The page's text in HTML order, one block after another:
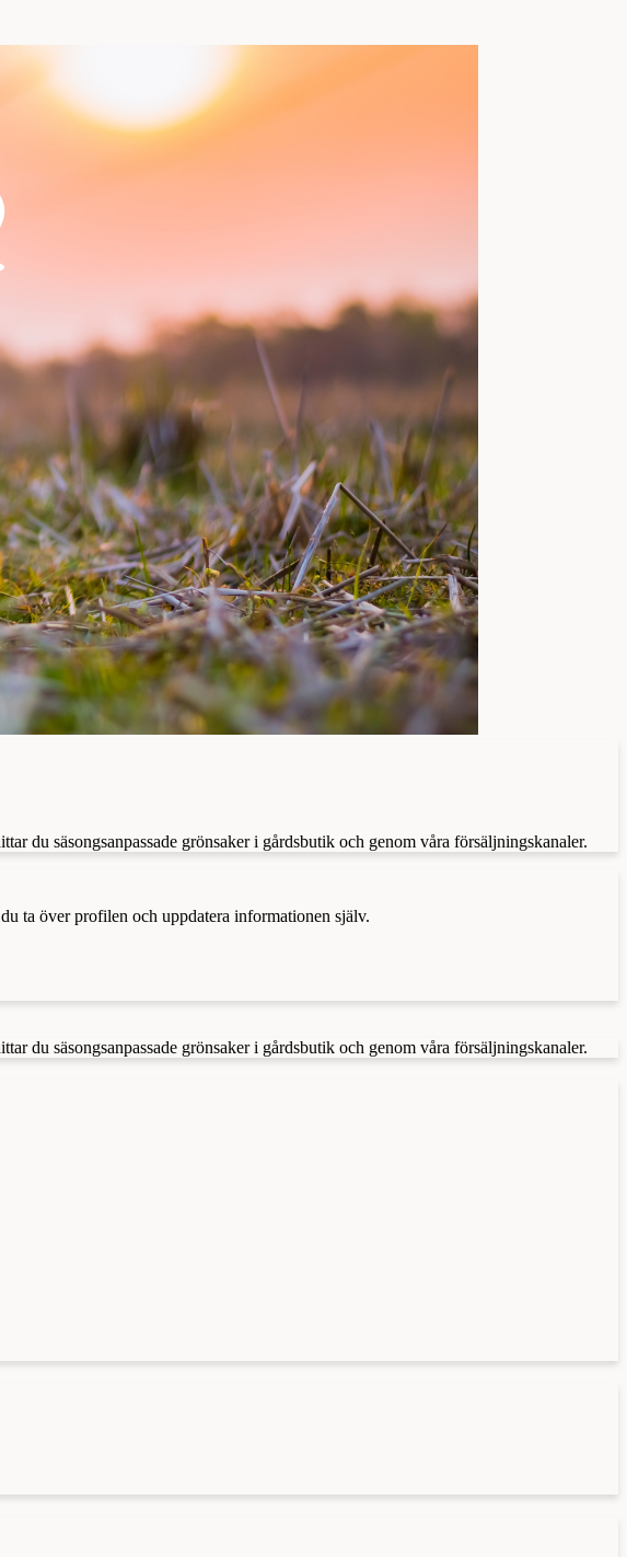
du säsongsanpassade grönsaker i gårdsbutik och genom våra försäljningskanaler.
ta över profilen och uppdatera informationen själv.
du säsongsanpassade grönsaker i gårdsbutik och genom våra försäljningskanaler.